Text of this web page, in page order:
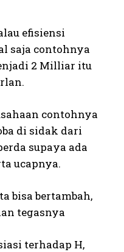
efisiensi
saja contohnya
2 Milliar itu
contohnya
di sidak dari
supaya ada
ucapnya.
bisa bertambah,
tegasnya
terhadap H,